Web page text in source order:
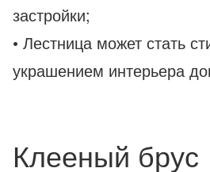
застройки;
• Лестница может стать
украшением интерьера
Клееный брус